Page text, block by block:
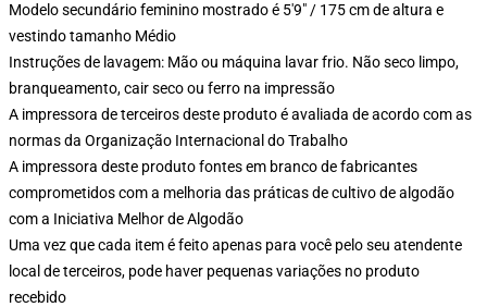
Modelo secundário feminino mostrado é 5'9" / 175 cm de altura e
vestindo tamanho Médio
Instruções de lavagem: Mão ou máquina lavar frio. Não seco limpo,
branqueamento, cair seco ou ferro na impressão
A impressora de terceiros deste produto é avaliada de acordo com as
normas da Organização Internacional do Trabalho
A impressora deste produto fontes em branco de fabricantes
comprometidos com a melhoria das práticas de cultivo de algodão
com a Iniciativa Melhor de Algodão
Uma vez que cada item é feito apenas para você pelo seu atendente
local de terceiros, pode haver pequenas variações no produto
recebido